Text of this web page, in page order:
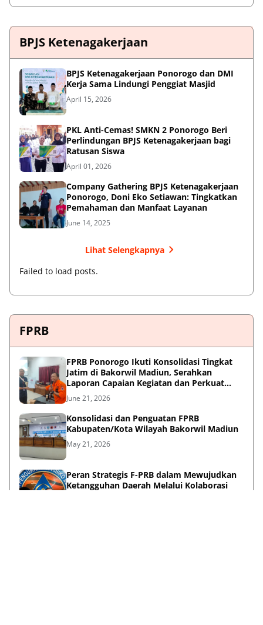
BPJS Ketenagakerjaan
BPJS Ketenagakerjaan Ponorogo dan DMI
Kerja Sama Lindungi Penggiat Masjid
April 15, 2026
PKL Anti-Cemas! SMKN 2 Ponorogo Beri
Perlindungan BPJS Ketenagakerjaan bagi
Ratusan Siswa
April 01, 2026
Company Gathering BPJS Ketenagakerjaan
Ponorogo, Doni Eko Setiawan: Tingkatkan
Pemahaman dan Manfaat Layanan
June 14, 2025
Lihat Selengkapnya
Failed to load posts.
FPRB
FPRB Ponorogo Ikuti Konsolidasi Tingkat
Jatim di Bakorwil Madiun, Serahkan
Laporan Capaian Kegiatan dan Perkuat
Sinergi Pentahelix
June 21, 2026
Konsolidasi dan Penguatan FPRB
Kabupaten/Kota Wilayah Bakorwil Madiun
May 21, 2026
Peran Strategis F-PRB dalam Mewujudkan
Ketangguhan Daerah Melalui Kolaborasi